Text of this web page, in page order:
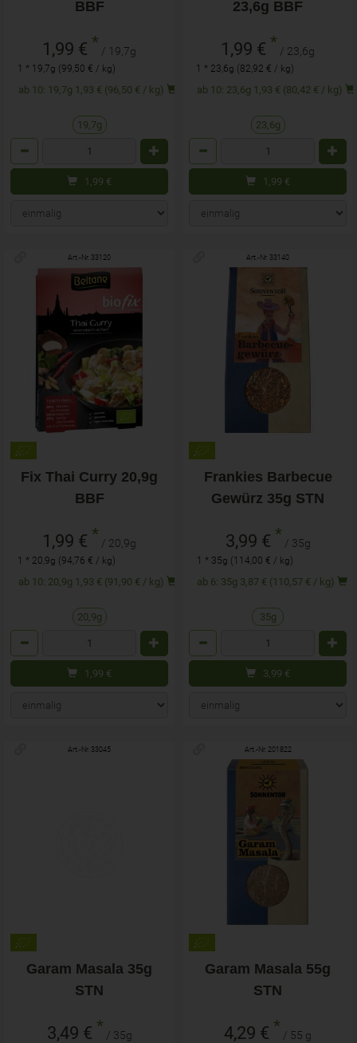
BBF
1,99 € * / 19,7g
1 * 19,7g (99,50 € / kg)
ab 10: 19,7g 1,93 € (96,50 € / kg)
19,7g
1,99 €
23,6g BBF
1,99 € * / 23,6g
1 * 23,6g (82,92 € / kg)
ab 10: 23,6g 1,93 € (80,42 € / kg)
23,6g
1,99 €
Art.-Nr. 33120
Fix Thai Curry 20,9g
BBF
1,99 € * / 20,9g
1 * 20,9g (94,76 € / kg)
ab 10: 20,9g 1,93 € (91,90 € / kg)
20,9g
1,99 €
Art.-Nr. 33140
Frankies Barbecue
Gewürz 35g STN
3,99 € * / 35g
1 * 35g (114,00 € / kg)
ab 6: 35g 3,87 € (110,57 € / kg)
35g
3,99 €
Art.-Nr. 33045
Garam Masala 35g
STN
3,49 € * / 35g
Art.-Nr. 201822
Garam Masala 55g
STN
4,29 € * / 55 g